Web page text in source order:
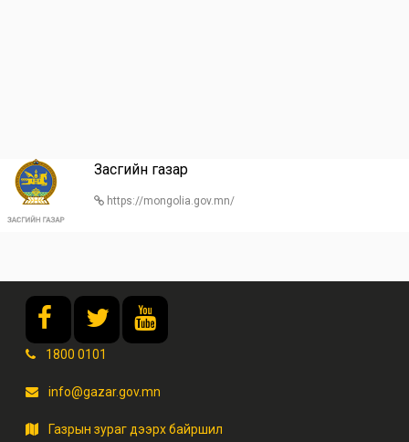
Засгийн газар
https://mongolia.gov.mn/
1800 0101
info@gazar.gov.mn
Газрын зураг дээрх байршил